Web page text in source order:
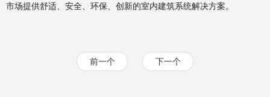
市场提供舒适、安全、环保、创新的室内建筑系统解决方案。
前一个 下一个